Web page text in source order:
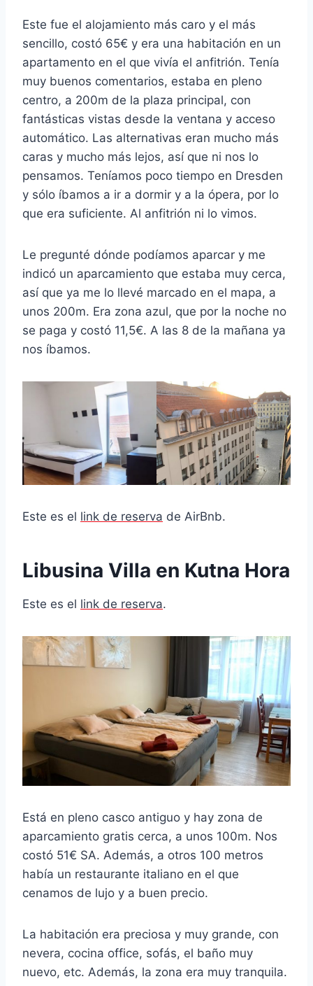
Este fue el alojamiento más caro y el más
sencillo, costó 65€ y era una habitación en un
apartamento en el que vivía el anfitrión. Tenía
muy buenos comentarios, estaba en pleno
centro, a 200m de la plaza principal, con
fantásticas vistas desde la ventana y acceso
automático. Las alternativas eran mucho más
caras y mucho más lejos, así que ni nos lo
pensamos. Teníamos poco tiempo en Dresden
y sólo íbamos a ir a dormir y a la ópera, por lo
que era suficiente. Al anfitrión ni lo vimos.
Le pregunté dónde podíamos aparcar y me
indicó un aparcamiento que estaba muy cerca,
así que ya me lo llevé marcado en el mapa, a
unos 200m. Era zona azul, que por la noche no
se paga y costó 11,5€. A las 8 de la mañana ya
nos íbamos.
Este es el link de reserva de AirBnb.
Libusina Villa en Kutna Hora
Este es el link de reserva.
Está en pleno casco antiguo y hay zona de
aparcamiento gratis cerca, a unos 100m. Nos
costó 51€ SA. Además, a otros 100 metros
había un restaurante italiano en el que
cenamos de lujo y a buen precio.
La habitación era preciosa y muy grande, con
nevera, cocina office, sofás, el baño muy
nuevo, etc. Además, la zona era muy tranquila.